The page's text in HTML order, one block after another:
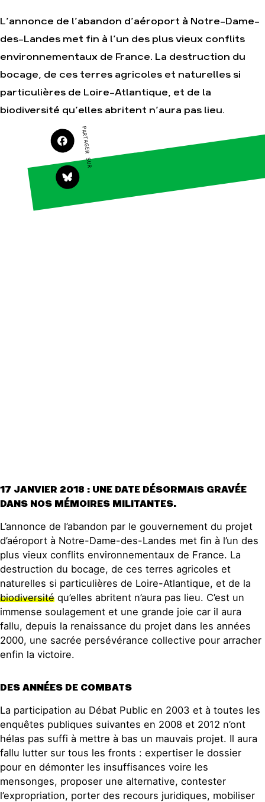
Agir
terrain
Agir au quotidien
Soutenir les
campagnes
Transmettre tout
ou partie de son
patrimoine
Télécharger
gratuitement les
Nos
Climat – Énergie
Surproduction
Finance
L’annonce de l’abandon d’aéroport à Notre-Dame-
des-Landes met fin à l’un des plus vieux conflits
environnementaux de France. La destruction du
bocage, de ces terres agricoles et naturelles si
particulières de Loire-Atlantique, et de la
biodiversité qu’elles abritent n’aura pas lieu.
PARTAGER SUR
17 JANVIER 2018 : UNE DATE DÉSORMAIS GRAVÉE
DANS NOS MÉMOIRES MILITANTES.
L’annonce de l’abandon par le gouvernement du projet
d’aéroport à Notre-Dame-des-Landes met fin à l’un des
plus vieux conflits environnementaux de France. La
destruction du bocage, de ces terres agricoles et
naturelles si particulières de Loire-Atlantique, et de la
biodiversité qu’elles abritent n’aura pas lieu. C’est un
immense soulagement et une grande joie car il aura
fallu, depuis la renaissance du projet dans les années
2000, une sacrée persévérance collective pour arracher
enfin la victoire.
DES ANNÉES DE COMBATS
La participation au Débat Public en 2003 et à toutes les
enquêtes publiques suivantes en 2008 et 2012 n’ont
hélas pas suffi à mettre à bas un mauvais projet. Il aura
fallu lutter sur tous les fronts : expertiser le dossier
pour en démonter les insuffisances voire les
mensonges, proposer une alternative, contester
l’expropriation, porter des recours juridiques, mobiliser